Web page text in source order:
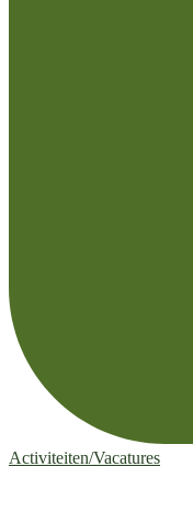
Activiteiten/Vacatures